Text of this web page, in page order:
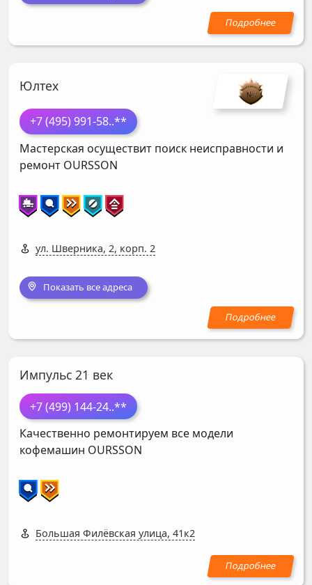
Юлтех
+7 (495) 991-58..**
Мастерская осуществит поиск неисправности и
ремонт OURSSON
ул. Шверника, 2, корп. 2
Показать все адреса
Импульс 21 век
+7 (499) 144-24..**
Качественно ремонтируем все модели
кофемашин OURSSON
Большая Филёвская улица, 41к2